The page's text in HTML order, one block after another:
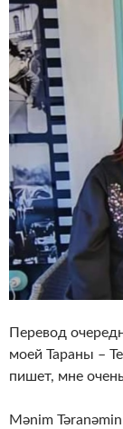
Перевод
моей Тараны –
пишет, мне
Mənim